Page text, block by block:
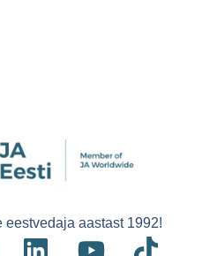
eestvedaja aastast 1992!
L Y T